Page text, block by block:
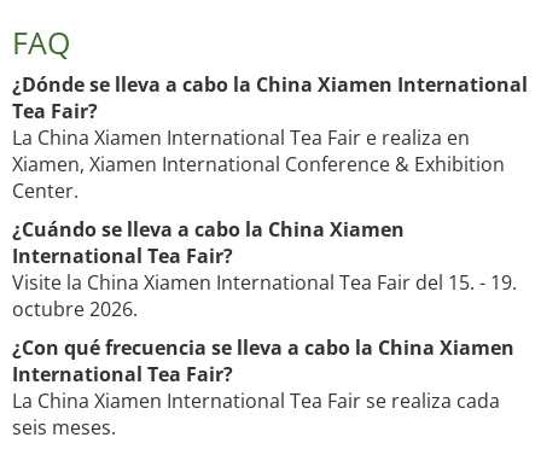
FAQ
¿Dónde se lleva a cabo la China Xiamen International
Tea Fair?
La China Xiamen International Tea Fair e realiza en
Xiamen, Xiamen International Conference & Exhibition
Center.
¿Cuándo se lleva a cabo la China Xiamen
International Tea Fair?
Visite la China Xiamen International Tea Fair del 15. - 19.
octubre 2026.
¿Con qué frecuencia se lleva a cabo la China Xiamen
International Tea Fair?
La China Xiamen International Tea Fair se realiza cada
seis meses.